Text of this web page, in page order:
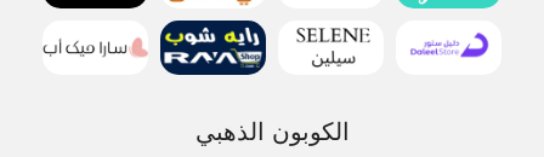
الكوبون الذهبي